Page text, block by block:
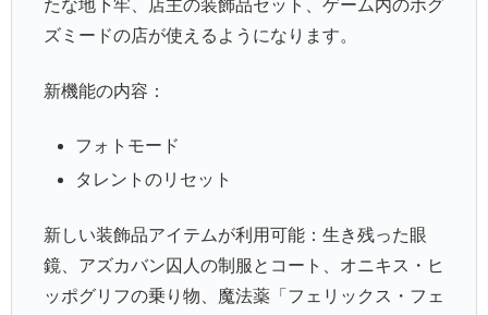
たな地下牢、店主の装飾品セット、ゲーム内のホグ
ズミードの店が使えるようになります。
新機能の内容：
フォトモード
タレントのリセット
新しい装飾品アイテムが利用可能：生き残った眼
鏡、アズカバン囚人の制服とコート、オニキス・ヒ
ッポグリフの乗り物、魔法薬「フェリックス・フェ